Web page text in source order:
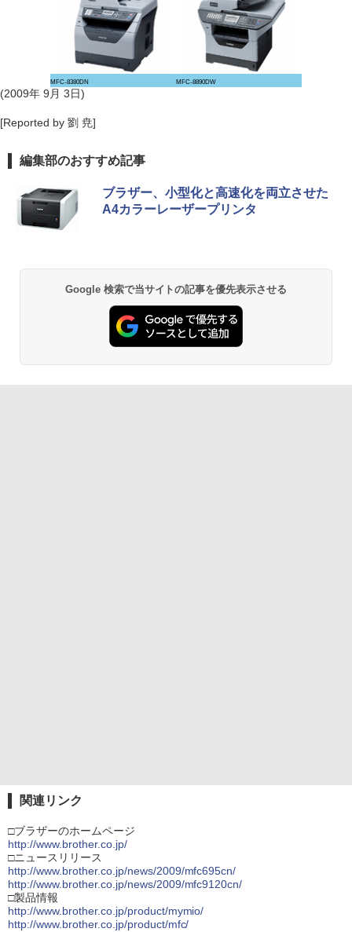
MFC-8380DN MFC-8890DW
(2009年 9月 3日)
[Reported by 劉 尭]
編集部のおすすめ記事
ブラザー、小型化と高速化を両立させた
A4カラーレーザープリンタ
Google 検索で当サイトの記事を優先表示させる
関連リンク
□ブラザーのホームページ
http://www.brother.co.jp/
□ニュースリリース
http://www.brother.co.jp/news/2009/mfc695cn/
http://www.brother.co.jp/news/2009/mfc9120cn/
□製品情報
http://www.brother.co.jp/product/mymio/
http://www.brother.co.jp/product/mfc/